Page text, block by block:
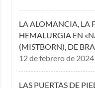
LA ALOMANCIA, LA
HEMALURGIA EN
(MISTBORN), DE
12 de febrero de 2024
LAS PUERTAS DE